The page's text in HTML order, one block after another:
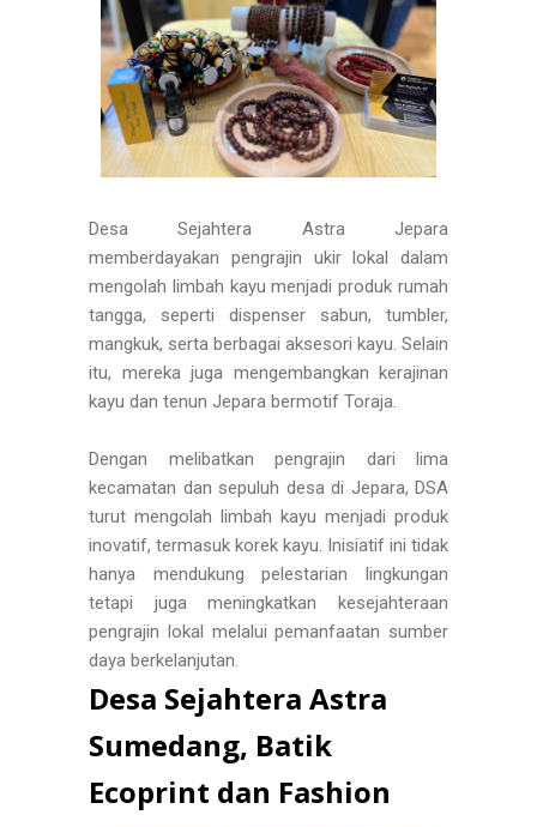
Desa Sejahtera Astra Jepara
memberdayakan pengrajin ukir lokal dalam
mengolah limbah kayu menjadi produk rumah
tangga, seperti dispenser sabun, tumbler,
mangkuk, serta berbagai aksesori kayu. Selain
itu, mereka juga mengembangkan kerajinan
kayu dan tenun Jepara bermotif Toraja.
Dengan melibatkan pengrajin dari lima
kecamatan dan sepuluh desa di Jepara, DSA
turut mengolah limbah kayu menjadi produk
inovatif, termasuk korek kayu. Inisiatif ini tidak
hanya mendukung pelestarian lingkungan
tetapi juga meningkatkan kesejahteraan
pengrajin lokal melalui pemanfaatan sumber
daya berkelanjutan.
Desa Sejahtera Astra
Sumedang, Batik
Ecoprint dan Fashion